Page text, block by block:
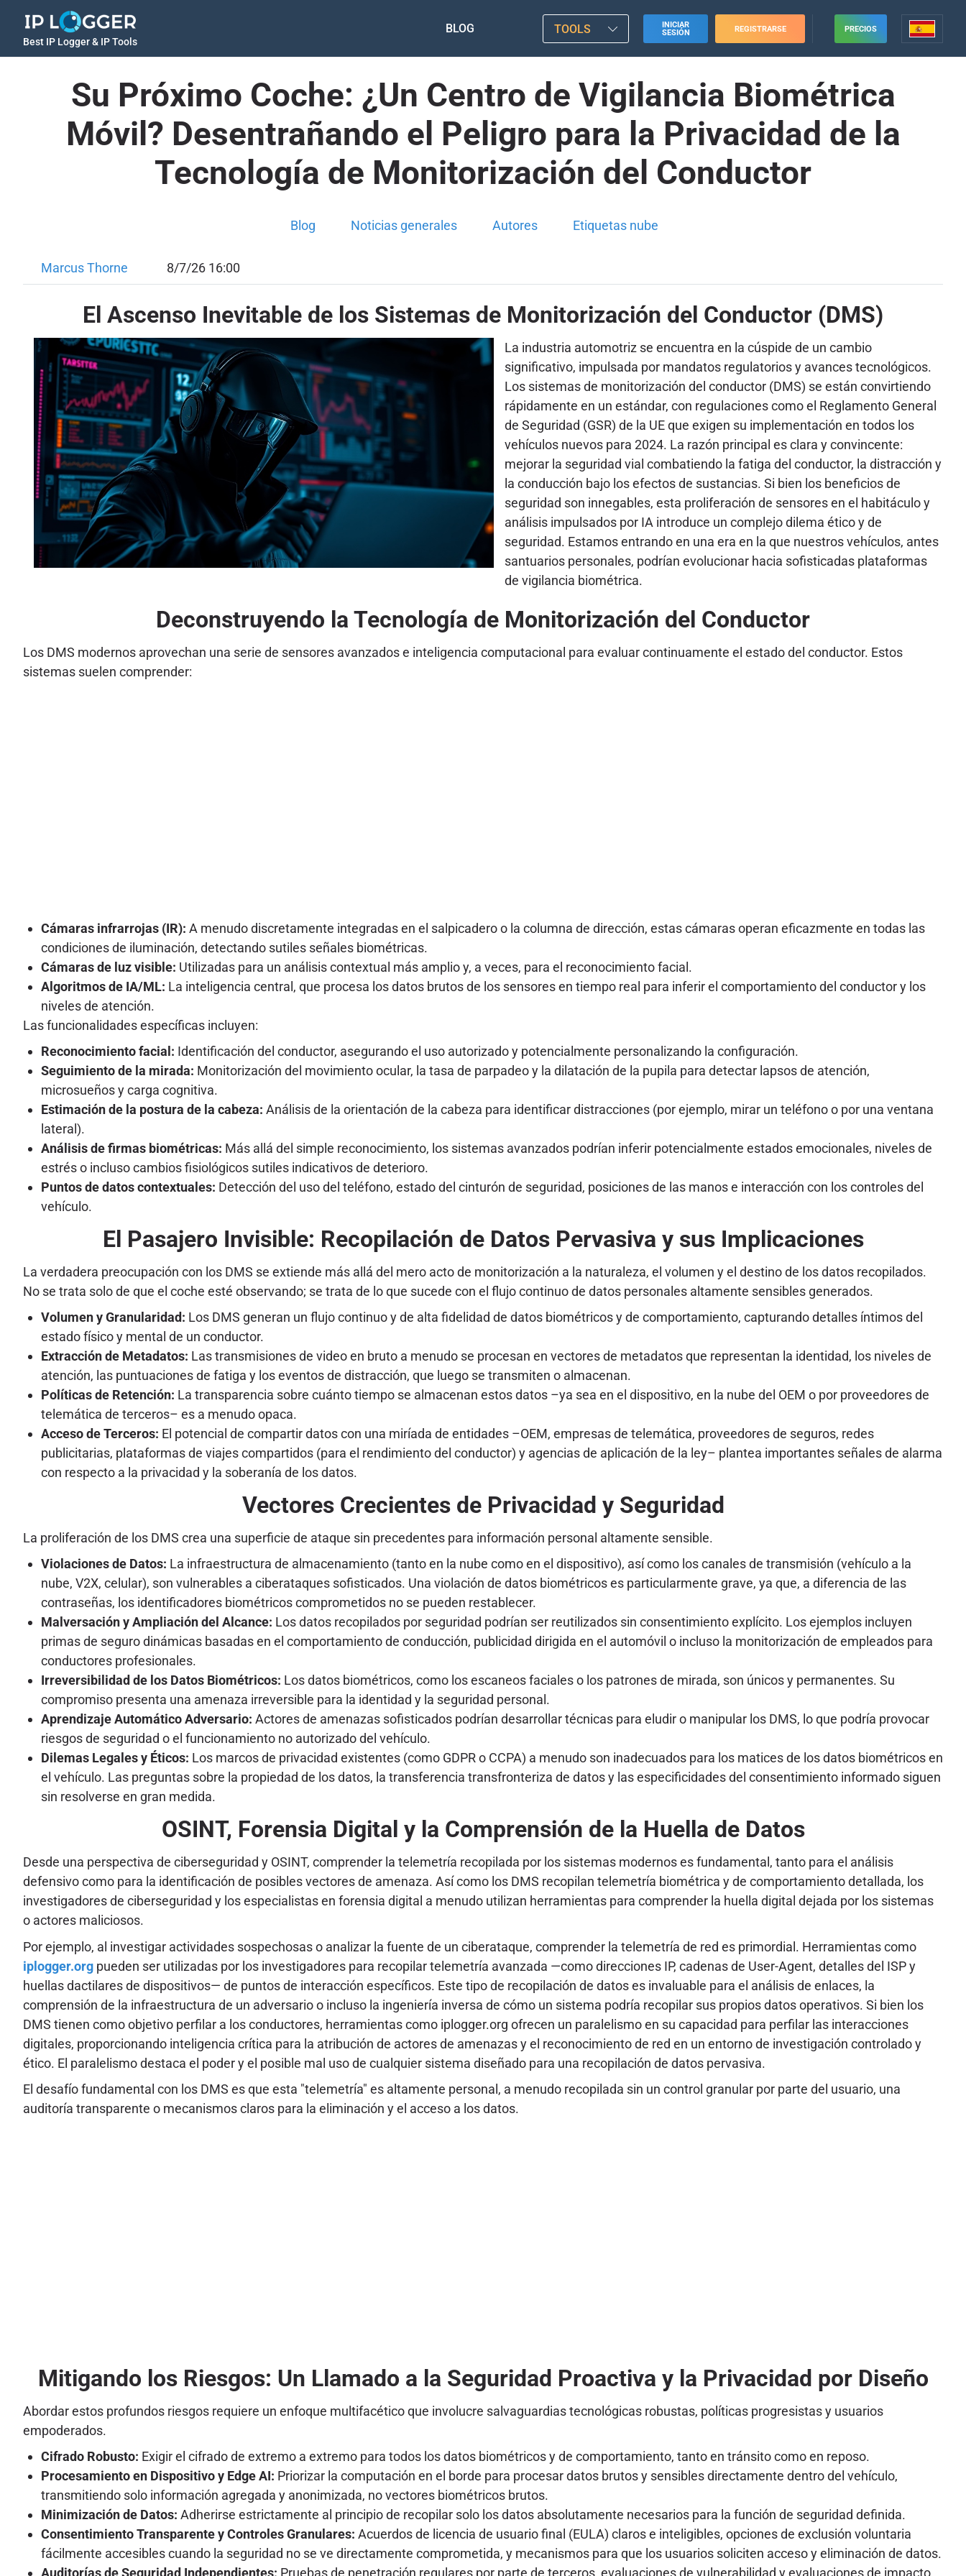
Best IP Logger & IP Tools
BLOG TOOLS
INICIAR
SESIÓN
REGISTRARSE PRECIOS
Su Próximo Coche: ¿Un Centro de Vigilancia Biométrica
Móvil? Desentrañando el Peligro para la Privacidad de la
Tecnología de Monitorización del Conductor
Blog Noticias generales Autores Etiquetas nube
Marcus Thorne 8/7/26 16:00
El Ascenso Inevitable de los Sistemas de Monitorización del Conductor (DMS)
La industria automotriz se encuentra en la cúspide de un cambio
significativo, impulsada por mandatos regulatorios y avances tecnológicos.
Los sistemas de monitorización del conductor (DMS) se están convirtiendo
rápidamente en un estándar, con regulaciones como el Reglamento General
de Seguridad (GSR) de la UE que exigen su implementación en todos los
vehículos nuevos para 2024. La razón principal es clara y convincente:
mejorar la seguridad vial combatiendo la fatiga del conductor, la distracción y
la conducción bajo los efectos de sustancias. Si bien los beneficios de
seguridad son innegables, esta proliferación de sensores en el habitáculo y
análisis impulsados por IA introduce un complejo dilema ético y de
seguridad. Estamos entrando en una era en la que nuestros vehículos, antes
santuarios personales, podrían evolucionar hacia sofisticadas plataformas
de vigilancia biométrica.
Deconstruyendo la Tecnología de Monitorización del Conductor
Los DMS modernos aprovechan una serie de sensores avanzados e inteligencia computacional para evaluar continuamente el estado del conductor. Estos
sistemas suelen comprender:
Cámaras infrarrojas (IR): A menudo discretamente integradas en el salpicadero o la columna de dirección, estas cámaras operan eficazmente en todas las
condiciones de iluminación, detectando sutiles señales biométricas.
Cámaras de luz visible: Utilizadas para un análisis contextual más amplio y, a veces, para el reconocimiento facial.
Algoritmos de IA/ML: La inteligencia central, que procesa los datos brutos de los sensores en tiempo real para inferir el comportamiento del conductor y los
niveles de atención.
Las funcionalidades específicas incluyen:
Reconocimiento facial: Identificación del conductor, asegurando el uso autorizado y potencialmente personalizando la configuración.
Seguimiento de la mirada: Monitorización del movimiento ocular, la tasa de parpadeo y la dilatación de la pupila para detectar lapsos de atención,
microsueños y carga cognitiva.
Estimación de la postura de la cabeza: Análisis de la orientación de la cabeza para identificar distracciones (por ejemplo, mirar un teléfono o por una ventana
lateral).
Análisis de firmas biométricas: Más allá del simple reconocimiento, los sistemas avanzados podrían inferir potencialmente estados emocionales, niveles de
estrés o incluso cambios fisiológicos sutiles indicativos de deterioro.
Puntos de datos contextuales: Detección del uso del teléfono, estado del cinturón de seguridad, posiciones de las manos e interacción con los controles del
vehículo.
El Pasajero Invisible: Recopilación de Datos Pervasiva y sus Implicaciones
La verdadera preocupación con los DMS se extiende más allá del mero acto de monitorización a la naturaleza, el volumen y el destino de los datos recopilados.
No se trata solo de que el coche esté observando; se trata de lo que sucede con el flujo continuo de datos personales altamente sensibles generados.
Volumen y Granularidad: Los DMS generan un flujo continuo y de alta fidelidad de datos biométricos y de comportamiento, capturando detalles íntimos del
estado físico y mental de un conductor.
Extracción de Metadatos: Las transmisiones de video en bruto a menudo se procesan en vectores de metadatos que representan la identidad, los niveles de
atención, las puntuaciones de fatiga y los eventos de distracción, que luego se transmiten o almacenan.
Políticas de Retención: La transparencia sobre cuánto tiempo se almacenan estos datos –ya sea en el dispositivo, en la nube del OEM o por proveedores de
telemática de terceros– es a menudo opaca.
Acceso de Terceros: El potencial de compartir datos con una miríada de entidades –OEM, empresas de telemática, proveedores de seguros, redes
publicitarias, plataformas de viajes compartidos (para el rendimiento del conductor) y agencias de aplicación de la ley– plantea importantes señales de alarma
con respecto a la privacidad y la soberanía de los datos.
Vectores Crecientes de Privacidad y Seguridad
La proliferación de los DMS crea una superficie de ataque sin precedentes para información personal altamente sensible.
Violaciones de Datos: La infraestructura de almacenamiento (tanto en la nube como en el dispositivo), así como los canales de transmisión (vehículo a la
nube, V2X, celular), son vulnerables a ciberataques sofisticados. Una violación de datos biométricos es particularmente grave, ya que, a diferencia de las
contraseñas, los identificadores biométricos comprometidos no se pueden restablecer.
Malversación y Ampliación del Alcance: Los datos recopilados por seguridad podrían ser reutilizados sin consentimiento explícito. Los ejemplos incluyen
primas de seguro dinámicas basadas en el comportamiento de conducción, publicidad dirigida en el automóvil o incluso la monitorización de empleados para
conductores profesionales.
Irreversibilidad de los Datos Biométricos: Los datos biométricos, como los escaneos faciales o los patrones de mirada, son únicos y permanentes. Su
compromiso presenta una amenaza irreversible para la identidad y la seguridad personal.
Aprendizaje Automático Adversario: Actores de amenazas sofisticados podrían desarrollar técnicas para eludir o manipular los DMS, lo que podría provocar
riesgos de seguridad o el funcionamiento no autorizado del vehículo.
Dilemas Legales y Éticos: Los marcos de privacidad existentes (como GDPR o CCPA) a menudo son inadecuados para los matices de los datos biométricos en
el vehículo. Las preguntas sobre la propiedad de los datos, la transferencia transfronteriza de datos y las especificidades del consentimiento informado siguen
sin resolverse en gran medida.
OSINT, Forensia Digital y la Comprensión de la Huella de Datos
Desde una perspectiva de ciberseguridad y OSINT, comprender la telemetría recopilada por los sistemas modernos es fundamental, tanto para el análisis
defensivo como para la identificación de posibles vectores de amenaza. Así como los DMS recopilan telemetría biométrica y de comportamiento detallada, los
investigadores de ciberseguridad y los especialistas en forensia digital a menudo utilizan herramientas para comprender la huella digital dejada por los sistemas
o actores maliciosos.
Por ejemplo, al investigar actividades sospechosas o analizar la fuente de un ciberataque, comprender la telemetría de red es primordial. Herramientas como
iplogger.org pueden ser utilizadas por los investigadores para recopilar telemetría avanzada —como direcciones IP, cadenas de User-Agent, detalles del ISP y
huellas dactilares de dispositivos— de puntos de interacción específicos. Este tipo de recopilación de datos es invaluable para el análisis de enlaces, la
comprensión de la infraestructura de un adversario o incluso la ingeniería inversa de cómo un sistema podría recopilar sus propios datos operativos. Si bien los
DMS tienen como objetivo perfilar a los conductores, herramientas como iplogger.org ofrecen un paralelismo en su capacidad para perfilar las interacciones
digitales, proporcionando inteligencia crítica para la atribución de actores de amenazas y el reconocimiento de red en un entorno de investigación controlado y
ético. El paralelismo destaca el poder y el posible mal uso de cualquier sistema diseñado para una recopilación de datos pervasiva.
El desafío fundamental con los DMS es que esta "telemetría" es altamente personal, a menudo recopilada sin un control granular por parte del usuario, una
auditoría transparente o mecanismos claros para la eliminación y el acceso a los datos.
Mitigando los Riesgos: Un Llamado a la Seguridad Proactiva y la Privacidad por Diseño
Abordar estos profundos riesgos requiere un enfoque multifacético que involucre salvaguardias tecnológicas robustas, políticas progresistas y usuarios
empoderados.
Cifrado Robusto: Exigir el cifrado de extremo a extremo para todos los datos biométricos y de comportamiento, tanto en tránsito como en reposo.
Procesamiento en Dispositivo y Edge AI: Priorizar la computación en el borde para procesar datos brutos y sensibles directamente dentro del vehículo,
transmitiendo solo información agregada y anonimizada, no vectores biométricos brutos.
Minimización de Datos: Adherirse estrictamente al principio de recopilar solo los datos absolutamente necesarios para la función de seguridad definida.
Consentimiento Transparente y Controles Granulares: Acuerdos de licencia de usuario final (EULA) claros e inteligibles, opciones de exclusión voluntaria
fácilmente accesibles cuando la seguridad no se ve directamente comprometida, y mecanismos para que los usuarios soliciten acceso y eliminación de datos.
Auditorías de Seguridad Independientes: Pruebas de penetración regulares por parte de terceros, evaluaciones de vulnerabilidad y evaluaciones de impacto